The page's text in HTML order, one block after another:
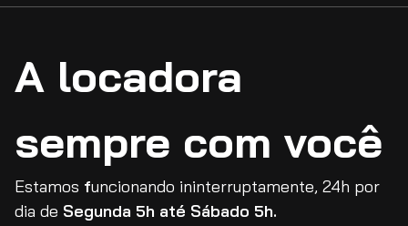
A locadora
sempre com você
Estamos funcionando ininterruptamente, 24h por
dia de Segunda 5h até Sábado 5h.